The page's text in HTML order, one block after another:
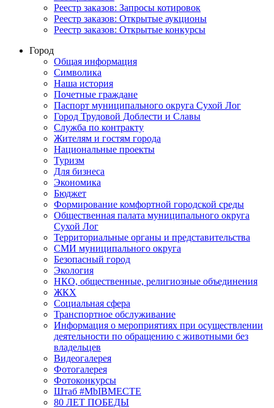
Реестр заказов: Запросы котировок
Реестр заказов: Открытые аукционы
Реестр заказов: Открытые конкурсы
Город
Общая информация
Символика
Наша история
Почетные граждане
Паспорт муниципального округа Сухой Лог
Город Трудовой Доблести и Славы
Служба по контракту
Жителям и гостям города
Национальные проекты
Туризм
Для бизнеса
Экономика
Бюджет
Формирование комфортной городской среды
Общественная палата муниципального округа
Сухой Лог
Территориальные органы и представительства
СМИ муниципального округа
Безопасный город
Экология
НКО, общественные, религиозные объединения
ЖКХ
Социальная сфера
Транспортное обслуживание
Информация о мероприятиях при осуществлении
деятельности по обращению с животными без
владельцев
Видеогалерея
Фотогалерея
Фотоконкурсы
Штаб #MbIBMECTE
80 ЛЕТ ПОБЕДЫ